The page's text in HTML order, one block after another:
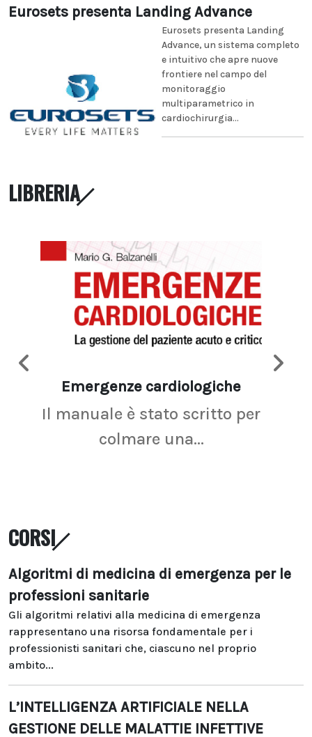
Eurosets presenta Landing Advance
Eurosets presenta Landing
Advance, un sistema completo
e intuitivo che apre nuove
frontiere nel campo del
monitoraggio
multiparametrico in
cardiochirurgia...
LIBRERIA
Emergenze cardiologiche
Il manuale è stato scritto per
colmare una...
CORSI
Algoritmi di medicina di emergenza per le
professioni sanitarie
Gli algoritmi relativi alla medicina di emergenza
rappresentano una risorsa fondamentale per i
professionisti sanitari che, ciascuno nel proprio
ambito...
L’INTELLIGENZA ARTIFICIALE NELLA
GESTIONE DELLE MALATTIE INFETTIVE